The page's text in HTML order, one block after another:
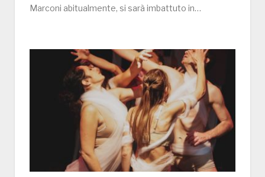
Marconi abitualmente, si sarà imbattuto in…